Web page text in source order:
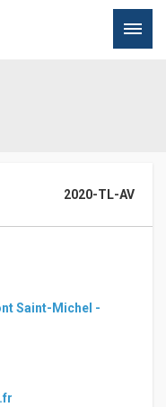
2020-TL-AV
Saint-Michel -